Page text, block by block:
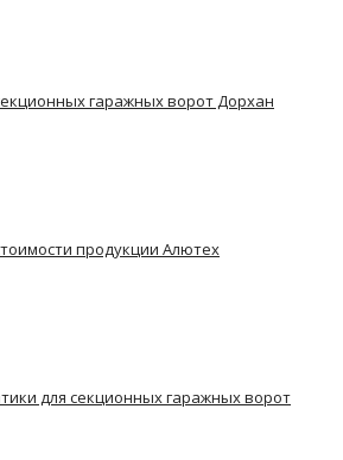
гаражных ворот Дорхан
продукции Алютех
для секционных гаражных ворот